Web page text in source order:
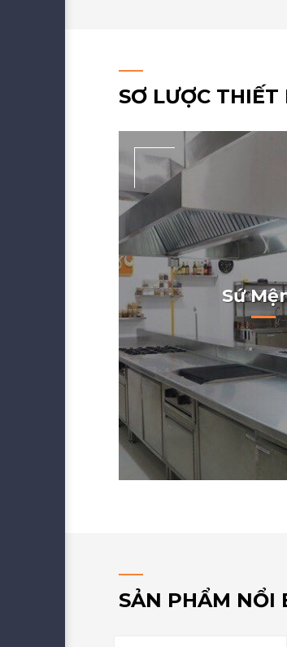
SƠ LƯỢC
Sứ mệnh của Thiết
luôn cố mang đến
Sứ
SẢN PHẨM NỔI